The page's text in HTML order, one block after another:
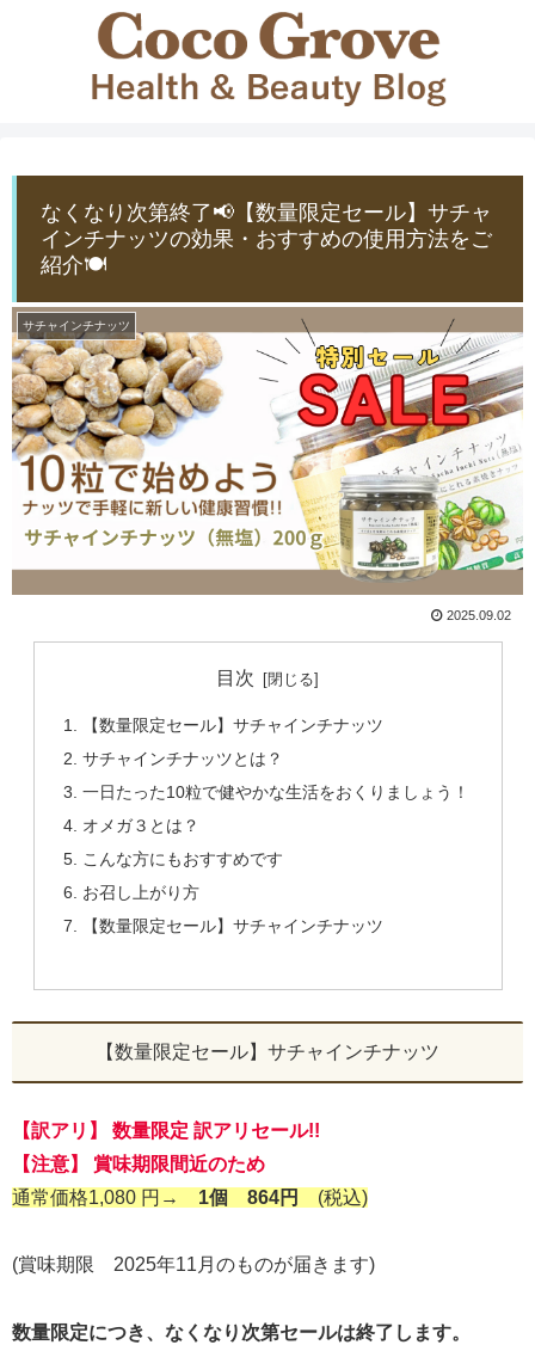
なくなり次第終了📢【数量限定セール】サチャ
インチナッツの効果・おすすめの使用方法をご
紹介🍽️
サチャインチナッツ
2025.09.02
目次
【数量限定セール】サチャインチナッツ
サチャインチナッツとは？
一日たった10粒で健やかな生活をおくりましょう！
オメガ３とは？
こんな方にもおすすめです
お召し上がり方
【数量限定セール】サチャインチナッツ
【数量限定セール】サチャインチナッツ
【訳アリ】 数量限定 訳アリセール!!
【注意】 賞味期限間近のため
通常価格1,080 円→ 1個 864円 (税込)
(賞味期限 2025年11月のものが届きます)
数量限定につき、なくなり次第セールは終了します。